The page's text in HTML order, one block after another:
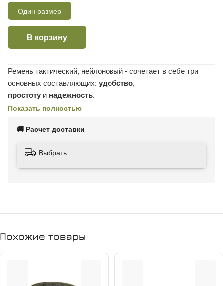
Один размер
В корзину
Ремень тактический, нейлоновый-сочетает в себе три
основных составляющих: удобство,
простоту и надежность.
стропыибыстроразъемной пряжки "Кобра"
Пряжка "Кобра"рассчитана на полотно стропы шириной 40
мм, является быстроразъемной моделью c удобным
Показать полностью
🚚 Расчет доставки
Выбрать
Похожие товары